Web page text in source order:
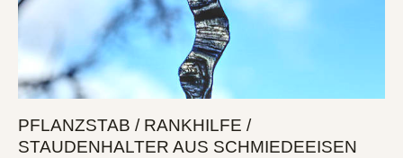
PFLANZSTAB / RANKHILFE /
STAUDENHALTER AUS SCHMIEDEEISEN